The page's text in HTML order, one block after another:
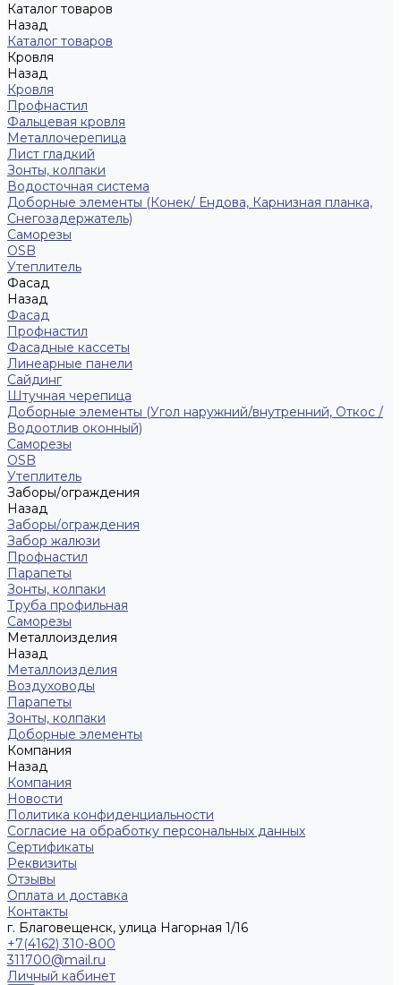
Каталог товаров
Назад
Каталог товаров
Кровля
Назад
Кровля
Профнастил
Фальцевая кровля
Металлочерепица
Лист гладкий
Зонты, колпаки
Водосточная система
Доборные элементы (Конек/ Ендова, Карнизная планка,
Снегозадержатель)
Саморезы
ОSB
Утеплитель
Фасад
Назад
Фасад
Профнастил
Фасадные кассеты
Линеарные панели
Сайдинг
Штучная черепица
Доборные элементы (Угол наружний/внутренний, Откос /
Водоотлив оконный)
Саморезы
OSB
Утеплитель
Заборы/ограждения
Назад
Заборы/ограждения
Забор жалюзи
Профнастил
Парапеты
Зонты, колпаки
Труба профильная
Саморезы
Металлоизделия
Назад
Металлоизделия
Воздуховоды
Парапеты
Зонты, колпаки
Доборные элементы
Компания
Назад
Компания
Новости
Политика конфиденциальности
Согласие на обработку персональных данных
Сертификаты
Реквизиты
Отзывы
Оплата и доставка
Контакты
г. Благовещенск, улица Нагорная 1/16
+7(4162) 310-800
311700@mail.ru
Личный кабинет